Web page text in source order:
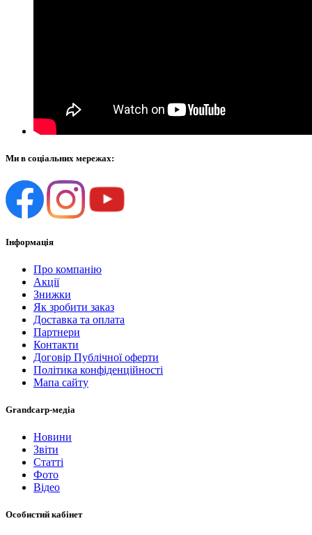
Ми в соціальних мережах:
Інформація
Про компанію
Акції
Знижки
Як зробити заказ
Доставка та оплата
Партнери
Контакти
Договір Публічної оферти
Політика конфіденційності
Мапа сайту
Grandcarp-медіа
Новини
Звіти
Статті
Фото
Відео
Особистий кабінет